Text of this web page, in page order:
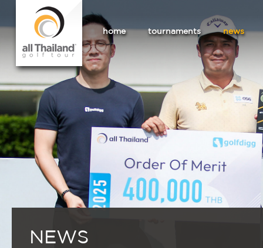
home tournaments news
NEWS